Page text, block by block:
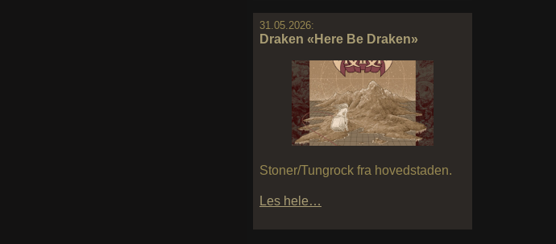
31.05.2026:
Draken «Here Be Draken»
Stoner/Tungrock fra hovedstaden.
Les hele…